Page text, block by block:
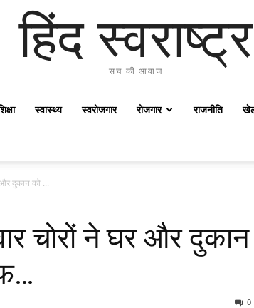
हिंद स्वराष्ट्र
सच की आवाज
स्वास्थ्य स्वरोजगार रोजगार राजनीति
और दुकान को ...
चोरों ने घर और दुकान
0